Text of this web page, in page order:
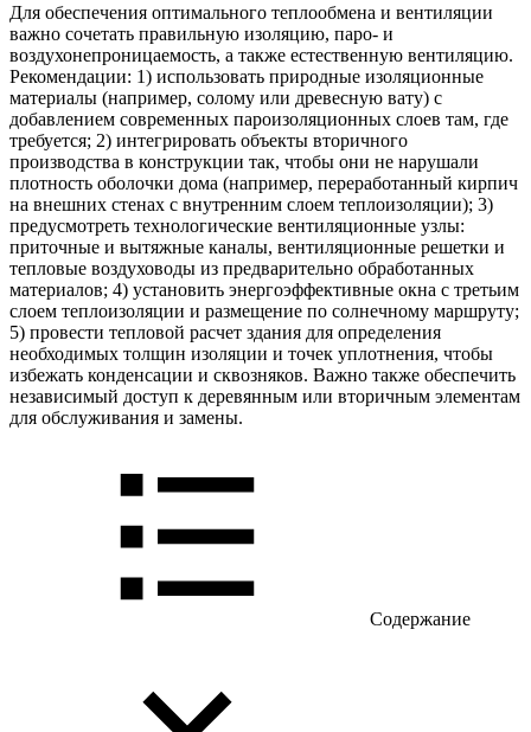
Для обеспечения оптимального теплообмена и вентиляции
важно сочетать правильную изоляцию, паро- и
воздухонепроницаемость, а также естественную вентиляцию.
Рекомендации: 1) использовать природные изоляционные
материалы (например, солому или древесную вату) с
добавлением современных пароизоляционных слоев там, где
требуется; 2) интегрировать объекты вторичного
производства в конструкции так, чтобы они не нарушали
плотность оболочки дома (например, переработанный кирпич
на внешних стенах с внутренним слоем теплоизоляции); 3)
предусмотреть технологические вентиляционные узлы:
приточные и вытяжные каналы, вентиляционные решетки и
тепловые воздуховоды из предварительно обработанных
материалов; 4) установить энергоэффективные окна с третьим
слоем теплоизоляции и размещение по солнечному маршруту;
5) провести тепловой расчет здания для определения
необходимых толщин изоляции и точек уплотнения, чтобы
избежать конденсации и сквозняков. Важно также обеспечить
независимый доступ к деревянным или вторичным элементам
для обслуживания и замены.
Содержание